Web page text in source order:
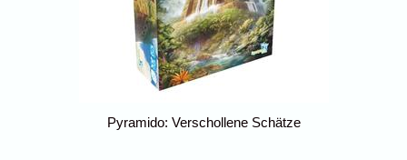
Pyramido: Verschollene Schätze